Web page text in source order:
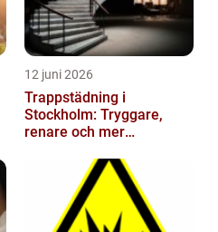
12 juni 2026
Trappstädning i
Stockholm: Tryggare,
renare och mer